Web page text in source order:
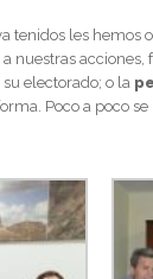
tenidos les
nuestras acciones,
electorado; o la
Poco a poco